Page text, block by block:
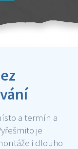
a termín a
je
i dlouho